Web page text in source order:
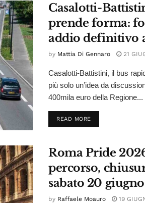
Casalotti-
prende forma:
addio definitivo
by Mattia Di Gennaro 21
Casalotti-Battistini, il bus
più solo un’idea da
400mila euro della Regione...
READ MOREDETAILS
Roma Pride
percorso,
sabato 20 giugno
by Raffaele Moauro 19